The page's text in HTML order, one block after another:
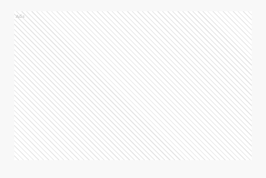
Ads